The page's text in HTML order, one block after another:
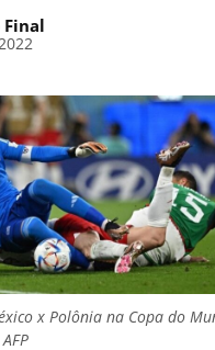
Final
x Polônia na Copa do